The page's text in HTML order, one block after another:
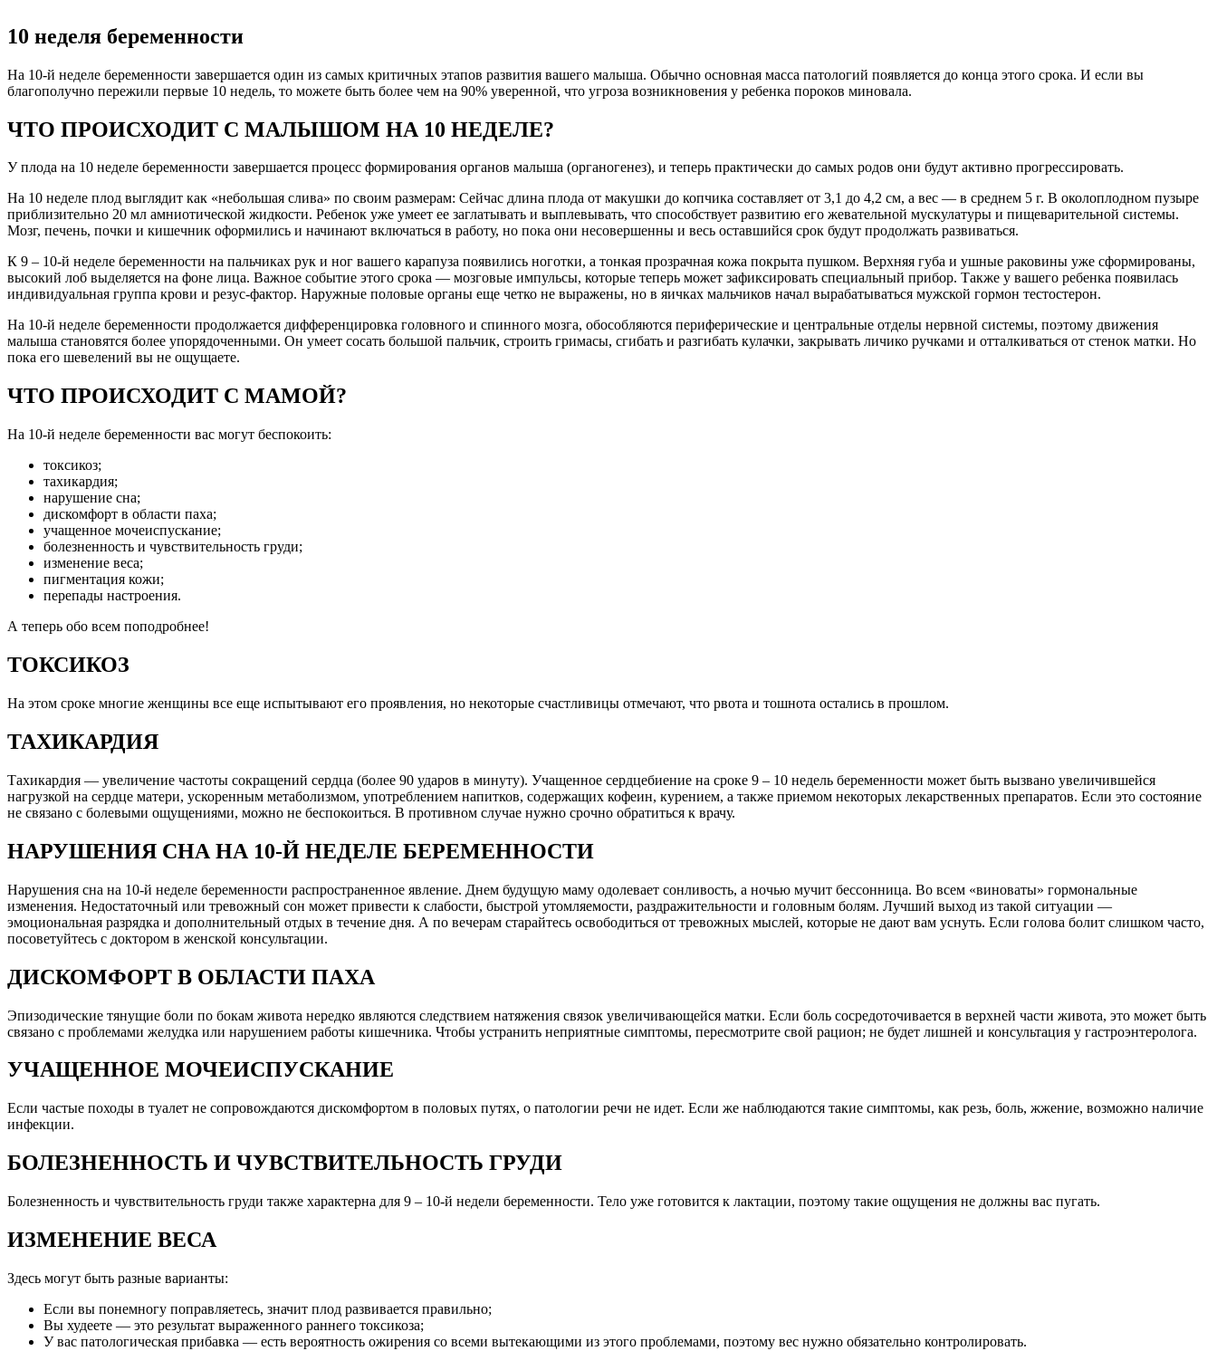
10 неделя беременности
На 10-й неделе беременности завершается один из самых критичных этапов развития вашего малыша. Обычно основная масса патологий появляется до конца этого срока. И если вы
благополучно пережили первые 10 недель, то можете быть более чем на 90% уверенной, что угроза возникновения у ребенка пороков миновала.
ЧТО ПРОИСХОДИТ С МАЛЫШОМ НА 10 НЕДЕЛЕ?
У плода на 10 неделе беременности завершается процесс формирования органов малыша (органогенез), и теперь практически до самых родов они будут активно прогрессировать.
На 10 неделе плод выглядит как «небольшая слива» по своим размерам: Сейчас длина плода от макушки до копчика составляет от 3,1 до 4,2 см, а вес — в среднем 5 г. В околоплодном пузыре
приблизительно 20 мл амниотической жидкости. Ребенок уже умеет ее заглатывать и выплевывать, что способствует развитию его жевательной мускулатуры и пищеварительной системы.
Мозг, печень, почки и кишечник оформились и начинают включаться в работу, но пока они несовершенны и весь оставшийся срок будут продолжать развиваться.
К 9 – 10-й неделе беременности на пальчиках рук и ног вашего карапуза появились ноготки, а тонкая прозрачная кожа покрыта пушком. Верхняя губа и ушные раковины уже сформированы,
высокий лоб выделяется на фоне лица. Важное событие этого срока — мозговые импульсы, которые теперь может зафиксировать специальный прибор. Также у вашего ребенка появилась
индивидуальная группа крови и резус-фактор. Наружные половые органы еще четко не выражены, но в яичках мальчиков начал вырабатываться мужской гормон тестостерон.
На 10-й неделе беременности продолжается дифференцировка головного и спинного мозга, обособляются периферические и центральные отделы нервной системы, поэтому движения
малыша становятся более упорядоченными. Он умеет сосать большой пальчик, строить гримасы, сгибать и разгибать кулачки, закрывать личико ручками и отталкиваться от стенок матки. Но
пока его шевелений вы не ощущаете.
ЧТО ПРОИСХОДИТ С МАМОЙ?
На 10-й неделе беременности вас могут беспокоить:
токсикоз;
тахикардия;
нарушение сна;
дискомфорт в области паха;
учащенное мочеиспускание;
болезненность и чувствительность груди;
изменение веса;
пигментация кожи;
перепады настроения.
А теперь обо всем поподробнее!
ТОКСИКОЗ
На этом сроке многие женщины все еще испытывают его проявления, но некоторые счастливицы отмечают, что рвота и тошнота остались в прошлом.
ТАХИКАРДИЯ
Тахикардия — увеличение частоты сокращений сердца (более 90 ударов в минуту). Учащенное сердцебиение на сроке 9 – 10 недель беременности может быть вызвано увеличившейся
нагрузкой на сердце матери, ускоренным метаболизмом, употреблением напитков, содержащих кофеин, курением, а также приемом некоторых лекарственных препаратов. Если это состояние
не связано с болевыми ощущениями, можно не беспокоиться. В противном случае нужно срочно обратиться к врачу.
НАРУШЕНИЯ СНА НА 10-Й НЕДЕЛЕ БЕРЕМЕННОСТИ
Нарушения сна на 10-й неделе беременности распространенное явление. Днем будущую маму одолевает сонливость, а ночью мучит бессонница. Во всем «виноваты» гормональные
изменения. Недостаточный или тревожный сон может привести к слабости, быстрой утомляемости, раздражительности и головным болям. Лучший выход из такой ситуации —
эмоциональная разрядка и дополнительный отдых в течение дня. А по вечерам старайтесь освободиться от тревожных мыслей, которые не дают вам уснуть. Если голова болит слишком часто,
посоветуйтесь с доктором в женской консультации.
ДИСКОМФОРТ В ОБЛАСТИ ПАХА
Эпизодические тянущие боли по бокам живота нередко являются следствием натяжения связок увеличивающейся матки. Если боль сосредоточивается в верхней части живота, это может быть
связано с проблемами желудка или нарушением работы кишечника. Чтобы устранить неприятные симптомы, пересмотрите свой рацион; не будет лишней и консультация у гастроэнтеролога.
УЧАЩЕННОЕ МОЧЕИСПУСКАНИЕ
Если частые походы в туалет не сопровождаются дискомфортом в половых путях, о патологии речи не идет. Если же наблюдаются такие симптомы, как резь, боль, жжение, возможно наличие
инфекции.
БОЛЕЗНЕННОСТЬ И ЧУВСТВИТЕЛЬНОСТЬ ГРУДИ
Болезненность и чувствительность груди также характерна для 9 – 10-й недели беременности. Тело уже готовится к лактации, поэтому такие ощущения не должны вас пугать.
ИЗМЕНЕНИЕ ВЕСА
Здесь могут быть разные варианты:
Если вы понемногу поправляетесь, значит плод развивается правильно;
Вы худеете — это результат выраженного раннего токсикоза;
У вас патологическая прибавка — есть вероятность ожирения со всеми вытекающими из этого проблемами, поэтому вес нужно обязательно контролировать.